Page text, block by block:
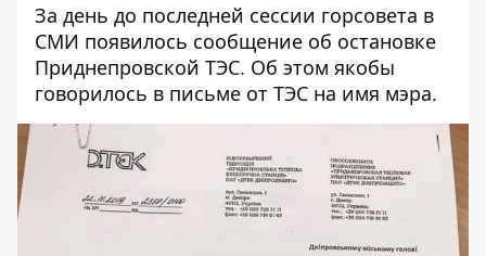
За день до последней сессии горсовета в
СМИ появилось сообщение об остановке
Приднепровской ТЭС. Об этом якобы
говорилось в письме от ТЭС на имя мэра.